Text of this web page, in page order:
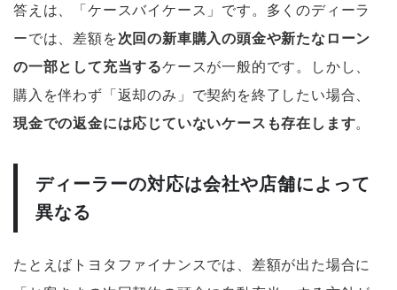
答えは、「ケースバイケース」です。多くのディーラ
ーでは、差額を次回の新車購入の頭金や新たなローン
の一部として充当するケースが一般的です。しかし、
購入を伴わず「返却のみ」で契約を終了したい場合、
現金での返金には応じていないケースも存在します。
ディーラーの対応は会社や店舗によって
異なる
たとえばトヨタファイナンスでは、差額が出た場合に